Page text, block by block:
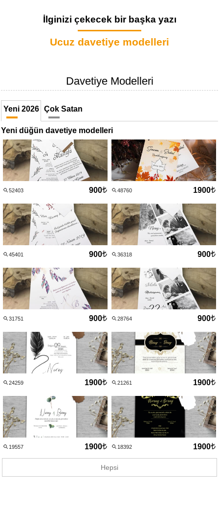
İlginizi çekecek bir başka yazı
Ucuz davetiye modelleri
Davetiye Modelleri
Yeni 2026 Çok Satan
Yeni düğün davetiye modelleri
52403 900 48760 1900
45401 900 36318 900
31751 900 28764 900
24259 1900 21261 1900
19557 1900 18392 1900
Hepsi